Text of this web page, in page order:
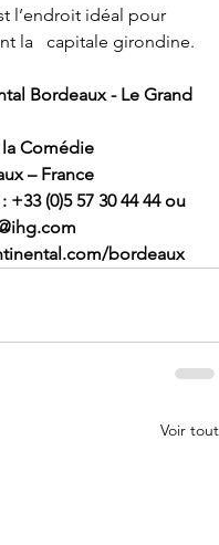
l’endroit idéal pour
la   capitale girondine.
la Comédie
– France
bordeaux
Voir tout